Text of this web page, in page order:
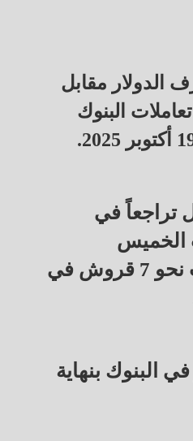
الدولار مقابل
البنوك
تراجعاً في
الخميس
الماضي، بقيمة بلغت نحو 7 قروش في
البنوك بنهاية